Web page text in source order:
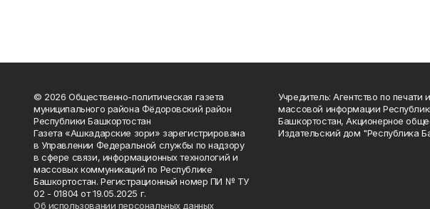
© 2026 Общественно-политическая газета
муниципального района Фёдоровский район
Республики Башкортостан
Газета «Ашкадарские зори» зарегистрирована
в Управлении Федеральной службы по надзору
в сфере связи, информационных технологий и
массовых коммуникаций по Республике
Башкортостан. Регистрационный номер ПИ № ТУ
02 - 01804 от 19.05.2025 г.
Об использовании персональных данных
Учредитель: Агентство по печати
массовой информации
Башкортостан, Акционерное
Издательский дом "Республика